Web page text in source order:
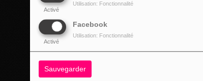
Activé
Utilisation: Fonctionnalité
Facebook
Activé
Utilisation: Fonctionnalité
Sauvegarder